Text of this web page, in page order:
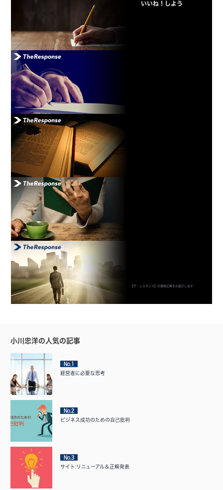
いいね！しよう
【ザ・レスポンス】の最新記事をお届けします
小川忠洋の人気の記事
No.1
経営者に必要な思考
No.2
ビジネス成功のための自己批判
No.3
サイト:リニューアル＆正解発表